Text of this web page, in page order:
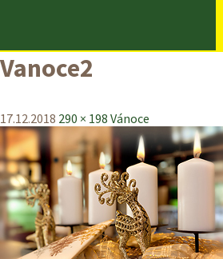
Vanoce2
17.12.2018 290 × 198 Vánoce